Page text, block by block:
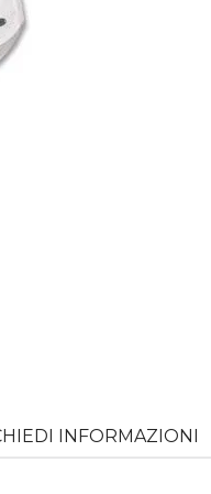
INFORMAZIONI